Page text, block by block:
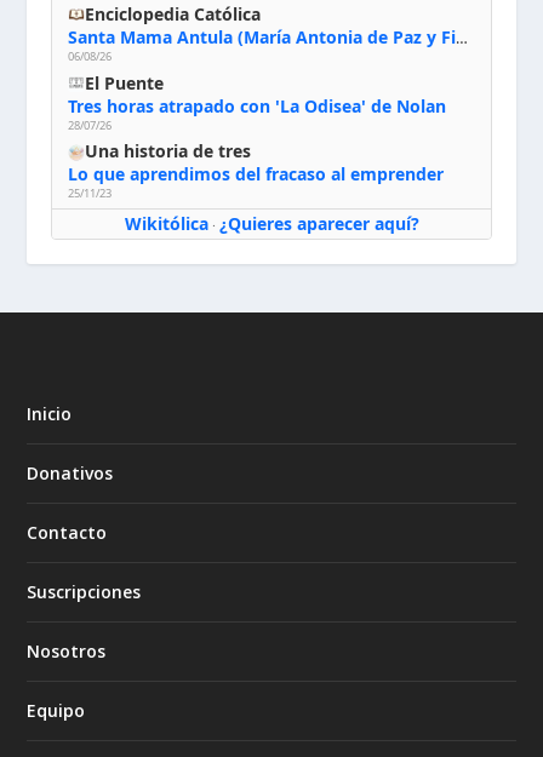
Enciclopedia Católica
Santa Mama Antula (María Antonia de Paz y Figueroa)
06/08/26
El Puente
Tres horas atrapado con 'La Odisea' de Nolan
28/07/26
Una historia de tres
Lo que aprendimos del fracaso al emprender
25/11/23
Wikitólica· ¿Quieres aparecer aquí?
Inicio
Donativos
Contacto
Suscripciones
Nosotros
Equipo